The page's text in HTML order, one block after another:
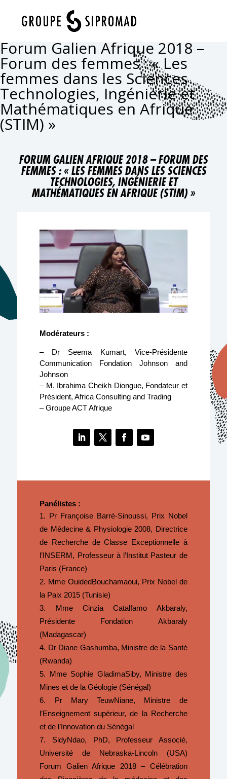
Forum Galien Afrique 2018 –
Forum des femmes : « Les
femmes dans les Sciences
Technologies, Ingénierie et
Mathématiques en Afrique
(STIM) »
FORUM GALIEN AFRIQUE 2018 – FORUM DES
FEMMES : « LES FEMMES DANS LES SCIENCES
TECHNOLOGIES, INGÉNIERIE ET
MATHÉMATIQUES EN AFRIQUE (STIM) »
Modérateurs :
– Dr Seema Kumart, Vice-Présidente
Communication Fondation Johnson and
Johnson
– M. Ibrahima Cheikh Diongue, Fondateur et
Président, Africa Consulting and Trading
– Groupe ACT Afrique
Panélistes :
Pr Françoise Barré-Sinoussi, Prix Nobel
de Médecine & Physiologie 2008, Directrice
de Recherche de Classe Exceptionnelle à
l’INSERM, Professeur à l’Institut Pasteur de
Paris (France)
Mme OuidedBouchamaoui, Prix Nobel de
la Paix 2015 (Tunisie)
Mme Cinzia Catalfamo Akbaraly,
Présidente Fondation Akbaraly
(Madagascar)
Dr Diane Gashumba, Ministre de la Santé
(Rwanda)
Mme Sophie GladimaSiby, Ministre des
Mines et de la Géologie (Sénégal)
Pr Mary TeuwNiane, Ministre de
l’Enseignement supérieur, de la Recherche
et de l’Innovation du Sénégal
SidyNdao, PhD, Professeur Associé,
Université de Nebraska-Lincoln (USA)
Forum Galien Afrique 2018 – Célébration